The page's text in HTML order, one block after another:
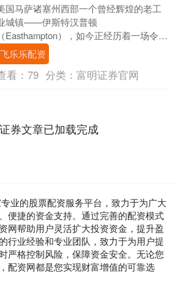
国马萨诸塞州西部一个曾经辉煌的老工
城镇——伊斯特汉普顿
（Easthampton），如今正经历着一场令人
目的复兴浪潮。 每周五和周六的夜晚，
里总是人声鼎沸....
飞乐乐配资
看： 79 分类： 富明证券官网
券文章已加载完成
业的股票配资服务平台，致力于为广大
便捷的资金支持。通过完善的配资模式
网帮助用户灵活扩大投资资金，提升盈
行业经验和专业团队，致力于为用户提
严格控制风险，保障资金安全。无论您
配资网都是您实现财富增值的可靠选